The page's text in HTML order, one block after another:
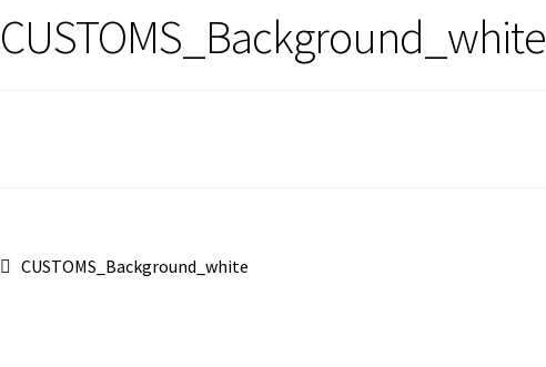
CUSTOMS_Background_white
CUSTOMS_Background_white